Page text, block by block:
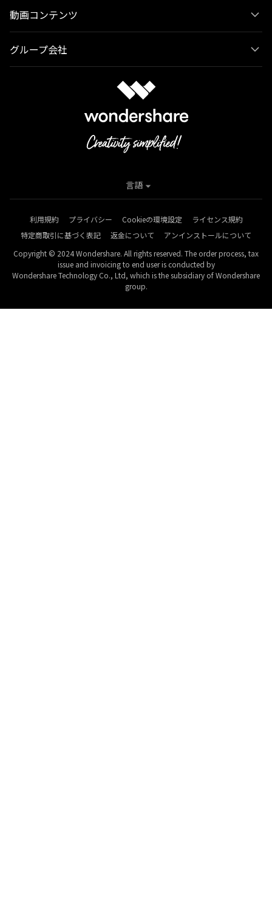
動画コンテンツ
グループ会社
利用規約 プライバシー Cookieの環境設定
ライセンス規約
特定商取引に基づく表記
返金について
アンインストールについて
Copyright © 2024 Wondershare. All rights reserved. The order process, tax
issue and invoicing to end user is conducted by
Wondershare Technology Co., Ltd, which is the subsidiary of Wondershare
group.
言語